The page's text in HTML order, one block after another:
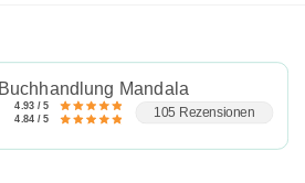
Buchhandlung Mandala
4.93 / 5
4.84 / 5 105 Rezensionen